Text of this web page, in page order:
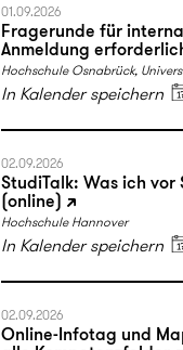
01.09.2026
Fragerunde für
Anmeldung
Hochschule Osnabrück,
In Kalender speichern
02.09.2026
StudiTalk: Was ich
(online)
Hochschule Hannover
In Kalender speichern
02.09.2026
Online-Infotag und